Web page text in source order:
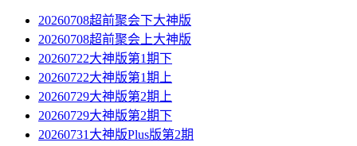
20260708超前聚会下大神版
20260708超前聚会上大神版
20260722大神版第1期下
20260722大神版第1期上
20260729大神版第2期上
20260729大神版第2期下
20260731大神版Plus版第2期